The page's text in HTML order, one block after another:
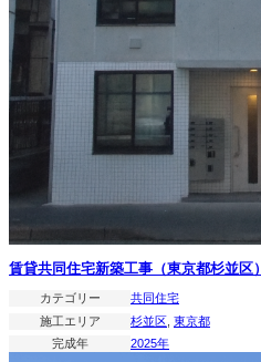
賃貸共同住宅新築工事（東京都杉並区）
カテゴリー
共同住宅
施工エリア
杉並区 東京都
完成年
2025年